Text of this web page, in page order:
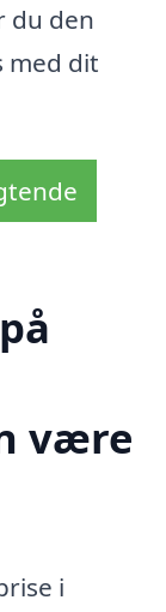
du den
med dit
være
i